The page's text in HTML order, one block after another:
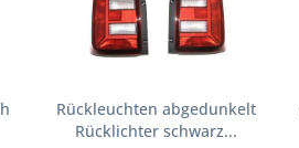
Rückleuchten abgedunkelt
Rücklichter schwarz...